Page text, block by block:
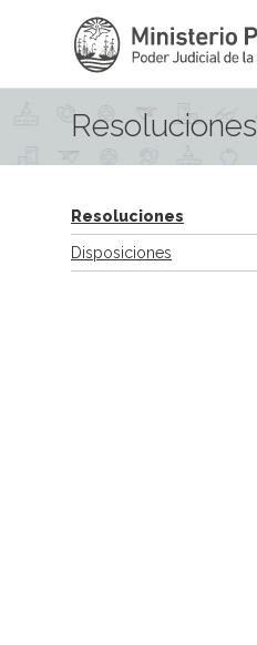
Resoluciones
Resoluciones
Disposiciones